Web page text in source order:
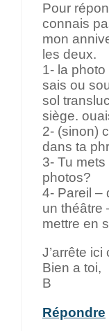
Pour
connais
mon
les deux.
1- la
sais ou
sol
siège.
2- (sinon)
dans ta
3- Tu
photos?
4- Pareil –
un théâtre
mettre en
J’arrête
Bien a toi,
B
Répondre